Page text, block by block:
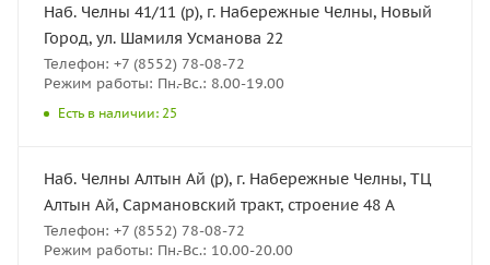
Наб. Челны 41/11 (р), г. Набережные Челны, Новый
Город, ул. Шамиля Усманова 22
Телефон: +7 (8552) 78-08-72
Режим работы: Пн.-Вс.: 8.00-19.00
Есть в наличии: 25
Наб. Челны Алтын Ай (р), г. Набережные Челны, ТЦ
Алтын Ай, Сармановский тракт, строение 48 А
Телефон: +7 (8552) 78-08-72
Режим работы: Пн.-Вс.: 10.00-20.00